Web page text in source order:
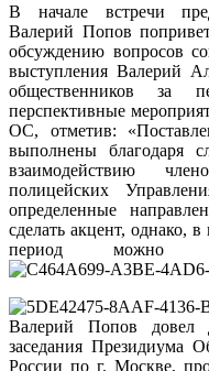
В начале встречи
Валерий Попов
обсуждению вопросов
выступления Валерий
общественников за
перспективные
ОС, отметив:
выполнены благодаря
взаимодействию
полицейских
определенные
сделать акцент, однако,
период можно
Валерий Попов довел
заседания Президиума
России по г. Москве,